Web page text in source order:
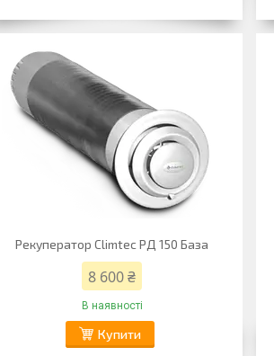
Рекуператор Climtec РД 150 База
8 600 ₴
В наявності
Купити